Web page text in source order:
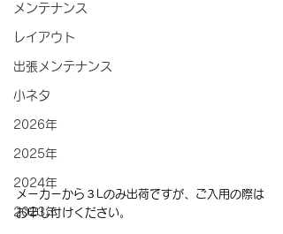
メンテナンス
レイアウト
出張メンテナンス
小ネタ
2026年
2025年
2024年
2023年
メーカーから３Lのみ出荷ですが、ご入用の際は
お申し付けください。